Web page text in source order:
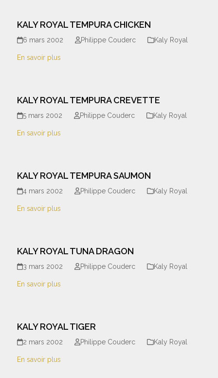
KALY ROYAL TEMPURA CHICKEN
6 mars 2002 Philippe Couderc Kaly Royal
En savoir plus
KALY ROYAL TEMPURA CREVETTE
5 mars 2002 Philippe Couderc Kaly Royal
En savoir plus
KALY ROYAL TEMPURA SAUMON
4 mars 2002 Philippe Couderc Kaly Royal
En savoir plus
KALY ROYAL TUNA DRAGON
3 mars 2002 Philippe Couderc Kaly Royal
En savoir plus
KALY ROYAL TIGER
2 mars 2002 Philippe Couderc Kaly Royal
En savoir plus